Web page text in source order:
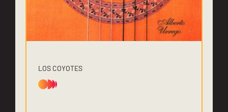
LOS COYOTES